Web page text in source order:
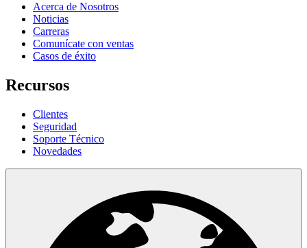
Acerca de Nosotros
Noticias
Carreras
Comunícate con ventas
Casos de éxito
Recursos
Clientes
Seguridad
Soporte Técnico
Novedades